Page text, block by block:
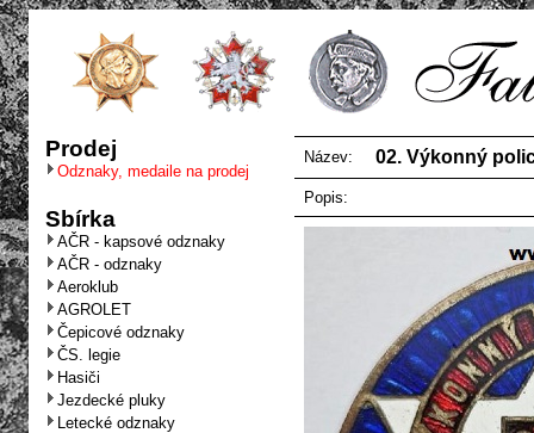
Prodej
Odznaky, medaile na prodej
Sbírka
AČR - kapsové odznaky
AČR - odznaky
Aeroklub
AGROLET
Čepicové odznaky
ČS. legie
Hasiči
Jezdecké pluky
Letecké odznaky
Název: 02. Výkonný
Popis: